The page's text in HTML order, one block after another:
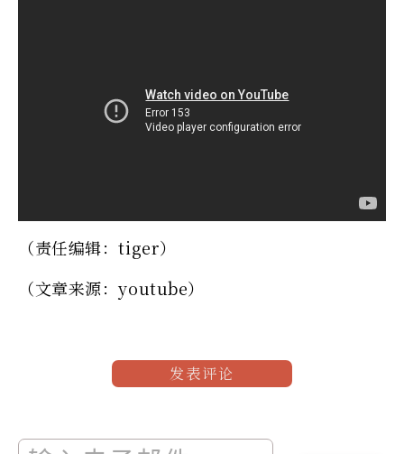
（责任编辑：tiger）
（文章来源：youtube）
发表评论